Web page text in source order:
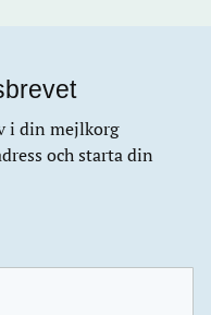
i din mejlkorg
och starta din